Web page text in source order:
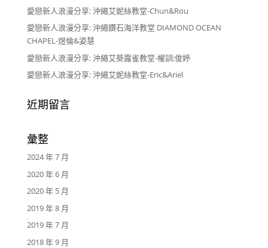
愛戀新人浪漫分享: 沖繩艾妮絲教堂-Chun&Rou
愛戀新人浪漫分享: 沖繩鑽石海洋教堂 DIAMOND OCEAN
CHAPEL-煜倫&姿慧
愛戀新人浪漫分享: 沖繩艾葵露雀教堂-權訓;俊婷
愛戀新人浪漫分享: 沖繩艾妮絲教堂-Eric&Ariel
近期留言
彙整
2024 年 7 月
2020 年 6 月
2020 年 5 月
2019 年 8 月
2019 年 7 月
2018 年 9 月